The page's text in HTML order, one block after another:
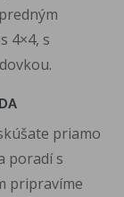
4×4, s
priamo
poradí s
pripravíme